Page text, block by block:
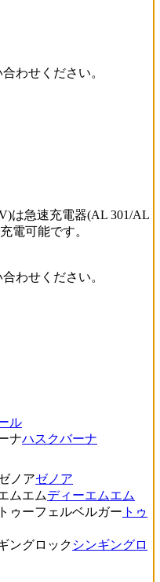
わせください。
は急速充電器(AL 301/AL
電可能です。
わせください。
ル
ナハスクバーナ
ノアゼノア
ムエムディーエムエム
ゥーフェルベルガー トゥ
ングロック シンギングロ